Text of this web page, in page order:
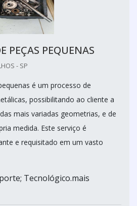
PEÇAS PEQUENAS
- SP
é um processo de
possibilitando ao cliente a
mais variadas geometrias, e de
medida. Este serviço é
e requisitado em um vasto
Tecnológico.mais